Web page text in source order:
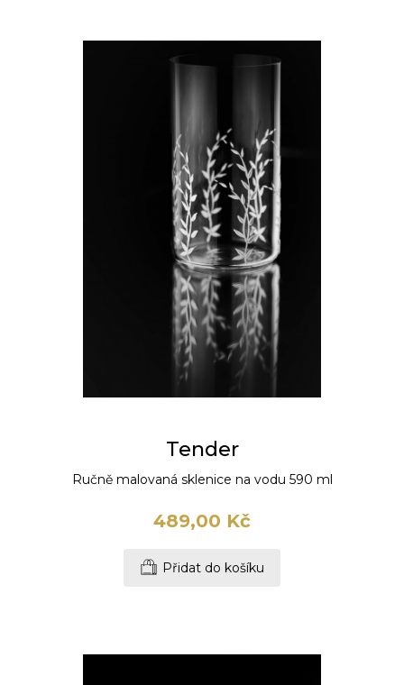
Tender
Ručně malovaná sklenice na vodu 590 ml
489,00 Kč
Přidat do košíku